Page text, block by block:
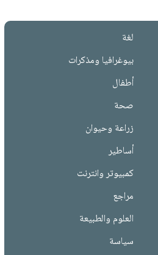
لغة
بيوغرافيا ومذكرات
أطفال
صحة
زراعة وحيوان
أساطير
كمبيوتر وانترنت
مراجع
العلوم والطبيعة
سياسة